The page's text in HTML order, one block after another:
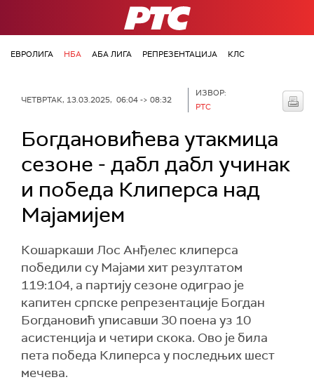
РТС
ЕВРОЛИГА НБА АБА ЛИГА РЕПРЕЗЕНТАЦИЈА КЛС
ЧЕТВРТАК, 13.03.2025, 06:04 -> 08:32
ИЗВОР:
РТС
Богдановићева утакмица
сезоне - дабл дабл учинак
и победа Клиперса над
Мајамијем
Кошаркаши Лос Анђелес клиперса
победили су Мајами хит резултатом
119:104, а партију сезоне одиграо је
капитен српске репрезентације Богдан
Богдановић уписавши 30 поена уз 10
асистенција и четири скока. Ово је била
пета победа Клиперса у последњих шест
мечева.